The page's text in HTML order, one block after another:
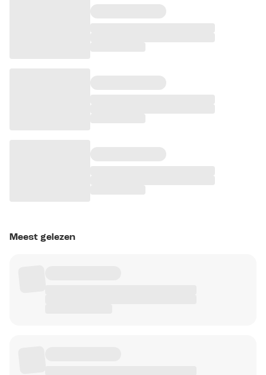
Meest gelezen